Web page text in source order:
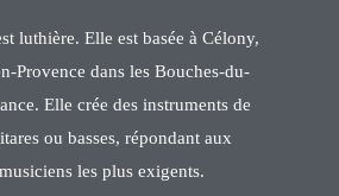
luthière. Elle est basée à Célony,
Provence dans les Bouches-du-
Elle crée des instruments de
ou basses, répondant aux
les plus exigents.